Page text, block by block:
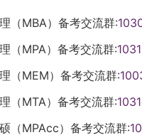
（MBA）备考交流群:
（MPA）备考交流群:
（MEM）备考交流群:
（MTA）备考交流群:
（MPAcc）备考交流群: